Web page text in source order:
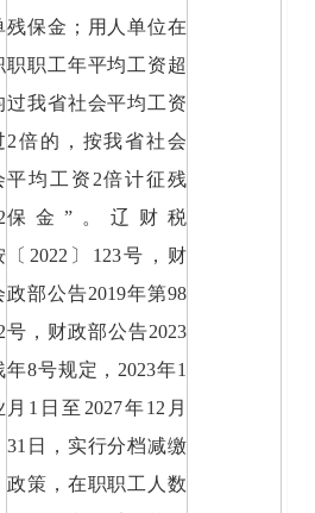
残保金；用人单位在
职职工年平均工资超
过我省社会平均工资
2倍的，按我省社会
平均工资2倍计征残
保金”。辽财税
〔2022〕123号，财
政部公告2019年第98
号，财政部公告2023
年8号规定，2023年1
月1日至2027年12月
31日，实行分档减缴
政策，在职职工人数